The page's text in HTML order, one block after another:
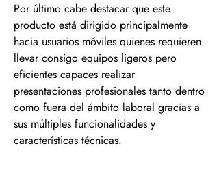
Por último cabe destacar que este
producto está dirigido principalmente
hacia usuarios móviles quienes requieren
llevar consigo equipos ligeros pero
eficientes capaces realizar
presentaciones profesionales tanto dentro
como fuera del ámbito laboral gracias a
sus múltiples funcionalidades y
características técnicas.